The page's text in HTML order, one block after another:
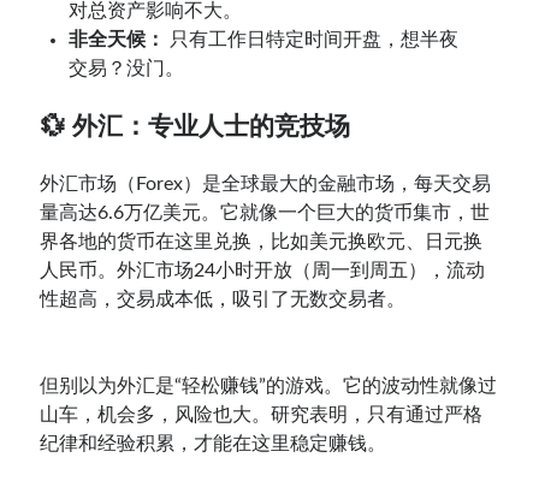
对总资产影响不大。
非全天候：
只有工作日特定时间开盘，想半夜
交易？没门。
💱 外汇：专业人士的竞技场
外汇市场（Forex）是全球最大的金融市场，每天交易
量高达6.6万亿美元。它就像一个巨大的货币集市，世
界各地的货币在这里兑换，比如美元换欧元、日元换
人民币。外汇市场24小时开放（周一到周五），流动
性超高，交易成本低，吸引了无数交易者。
但别以为外汇是“轻松赚钱”的游戏。它的波动性就像过
山车，机会多，风险也大。研究表明，只有通过严格
纪律和经验积累，才能在这里稳定赚钱。